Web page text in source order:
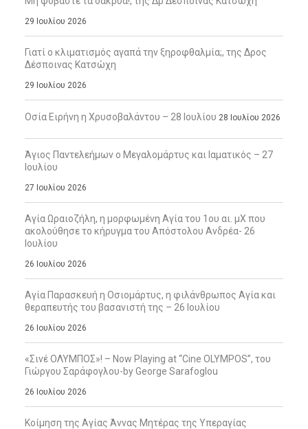
29 Ιουλίου 2026
Γιατί ο κλιματισμός αγαπά την ξηροφθαλμία;, της Δρος
Δέσποινας Κατσώχη
29 Ιουλίου 2026
Οσία Ειρήνη η Χρυσοβαλάντου – 28 Ιουλίου 28 Ιουλίου 2026
Άγιος Παντελεήμων ο Μεγαλομάρτυς και Ιαματικός – 27
Ιουλίου
27 Ιουλίου 2026
Αγία Ωραιοζήλη, η μορφωμένη Αγία του 1ου αι. μΧ που
ακολούθησε το κήρυγμα του Απόστολου Ανδρέα- 26
Ιουλίου
26 Ιουλίου 2026
Αγία Παρασκευή η Οσιομάρτυς, η φιλάνθρωπος Αγία και
θεραπευτής του βασανιστή της – 26 Ιουλίου
26 Ιουλίου 2026
«Σινέ ΟΛΥΜΠΟΣ»! – Now Playing at “Cine OLYMPOS”, του
Γιώργου Σαράφογλου-by George Sarafoglou
26 Ιουλίου 2026
Κοίμηση της Αγίας Άννας Μητέρας της Υπεραγίας